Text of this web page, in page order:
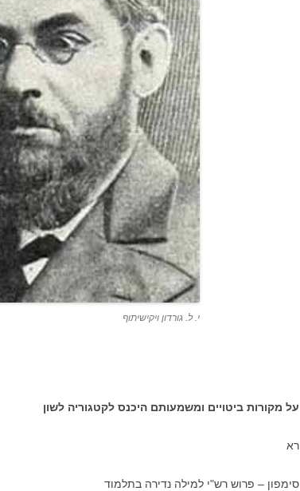
י. ל. גורדון ויקישיתוף
על מקורות ביטויים ומשמעותם היכנס לקטגוריה לשון
רא
סימפון – פרוש רש"י למילה נדירה בתלמוד